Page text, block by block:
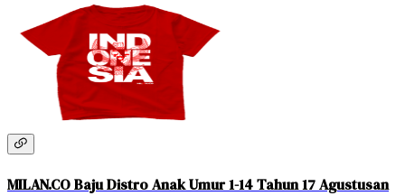
MILAN.CO Baju Distro Anak Umur 1-14 Tahun 17 Agustusan